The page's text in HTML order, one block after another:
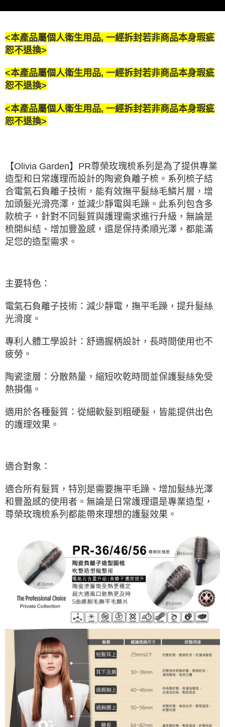
５．嚴禁一人註冊多個帳號或使用他人資訊註冊。若發現惡意使用之情形，
<本產品屬個人衛生用品, 一經拆封若非商品本身瑕疵
恕不退換>
<本產品屬個人衛生用品, 一經拆封若非商品本身瑕疵
恕不退換>
<本產品屬個人衛生用品, 一經拆封若非商品本身瑕疵
恕不退換>
【Olivia Garden】PR尊榮玫瑰梳系列是為了提供專業
造型和日常護理而設計的陶瓷負離子梳。系列梳子結
合電氣石負離子技術，能有效撫平髮絲毛鱗片層，增
加頭髮光滑亮澤，並減少靜電與毛躁。此系列包含多
款梳子，針對不同髮質與護理需求進行升級，無論是
梳開糾結、增加豐盈感，還是保持柔順光澤，都能滿
足您的造型需求。
主要特色：
電氣石負離子技術：減少靜電，撫平毛躁，提升髮絲
光滑度。
專利人體工學設計：舒適握柄設計，長時間使用也不
疲勞。
陶瓷塗層：分散熱量，縮短吹乾時間並保護髮絲免受
熱損傷。
適用於各種髮質：從細軟髮到粗硬髮，皆能提供出色
的護理效果。
適合對象：
適合所有髮質，特別是需要撫平毛躁、增加髮絲光澤
和豐盈感的使用者。無論是日常護理還是專業造型，
尊榮玫瑰梳系列都能帶來理想的護髮效果。